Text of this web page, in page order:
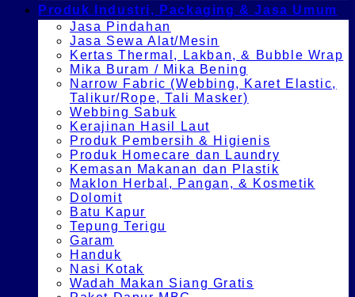
Produk Industri, Packaging & Jasa Umum
Jasa Pindahan
Jasa Sewa Alat/Mesin
Kertas Thermal, Lakban, & Bubble Wrap
Mika Buram / Mika Bening
Narrow Fabric (Webbing, Karet Elastic,
Talikur/Rope, Tali Masker)
Webbing Sabuk
Kerajinan Hasil Laut
Produk Pembersih & Higienis
Produk Homecare dan Laundry
Kemasan Makanan dan Plastik
Maklon Herbal, Pangan, & Kosmetik
Dolomit
Batu Kapur
Tepung Terigu
Garam
Handuk
Nasi Kotak
Wadah Makan Siang Gratis